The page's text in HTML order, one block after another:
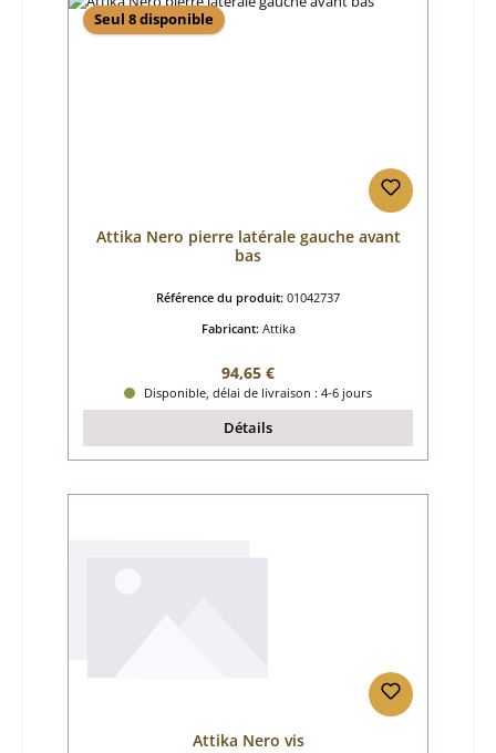
Seul 8 disponible
Attika Nero pierre latérale gauche avant
bas
Référence du produit: 01042737
Fabricant: Attika
Prix régulier :
94,65 €
Disponible, délai de livraison : 4-6 jours
Détails
Attika Nero vis